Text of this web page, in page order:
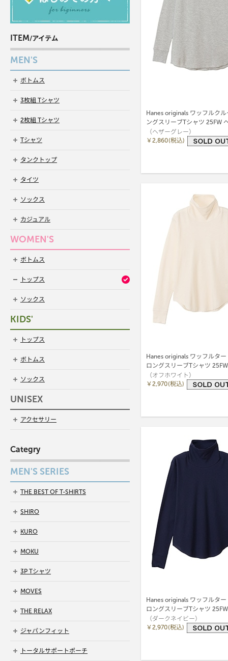
Hanes originals ワッフルク
ングスリーブTシャツ 25FW
(HW4-C501)
（ヘザーグレー）
￥2,860(税込)
Hanes originals ワッフルタ
ロングスリーブTシャツ
(HW4-C502)
（オフホワイト）
￥2,970(税込)
Hanes originals ワッフルタ
ロングスリーブTシャツ
(HW4-C502)
（ダークネイビー）
￥2,970(税込)
ITEM/アイテム
MEN'S
ボトムス
3枚組 Tシャツ
2枚組 Tシャツ
Tシャツ
タンクトップ
タイツ
ソックス
カジュアル
WOMEN'S
ボトムス
トップス
ソックス
KIDS'
トップス
ボトムス
ソックス
UNISEX
アクセサリー
Categry
MEN'S SERIES
THE BEST OF T-SHIRTS
SHIRO
KURO
MOKU
3P Tシャツ
MOVES
THE RELAX
ジャパンフィット
トータルサポートポーチ